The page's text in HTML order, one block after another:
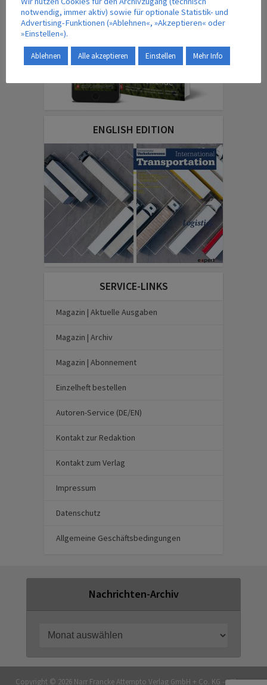
ENGLISH EDITION
SERVICE-LINKS
Magazin | Aktuelle Ausgaben
Magazin | Archiv
Magazin | Abonnement
Einzelheft bestellen
Autoren-Service (DE/EN)
Kontakt zur Redaktion
Kontakt zum Verlag
Impressum
Datenschutz
Allgemeine Geschäftsbedingungen
Nachrichten-Archiv
Copyright © 2026 Narr Francke Attempto Verlag GmbH + Co. KG — Theme
notwendig, immer aktiv) sowie für optionale Statistik- und
Advertising-Funktionen (»Ablehnen«, »Akzeptieren« oder
»Einstellen«).
Ablehnen Alle akzeptieren Einstellen Mehr Info